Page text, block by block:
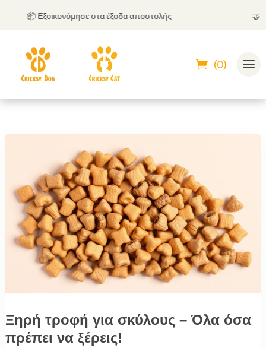
📦 Εξοικονόμησε στα έξοδα αποστολής
(0)
Ξηρή τροφή για σκύλους – Όλα όσα
πρέπει να ξέρεις!